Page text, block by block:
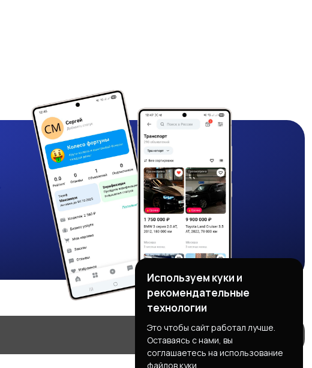
Используем куки и
рекомендательные
технологии
Это чтобы сайт работал лучше.
Оставаясь с нами, вы
соглашаетесь на использование
файлов куки.